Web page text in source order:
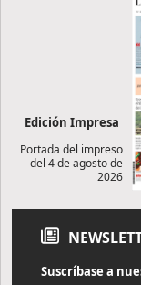
Edición Impresa
Portada del impreso
del 4 de agosto de
2026
Suscríbase a